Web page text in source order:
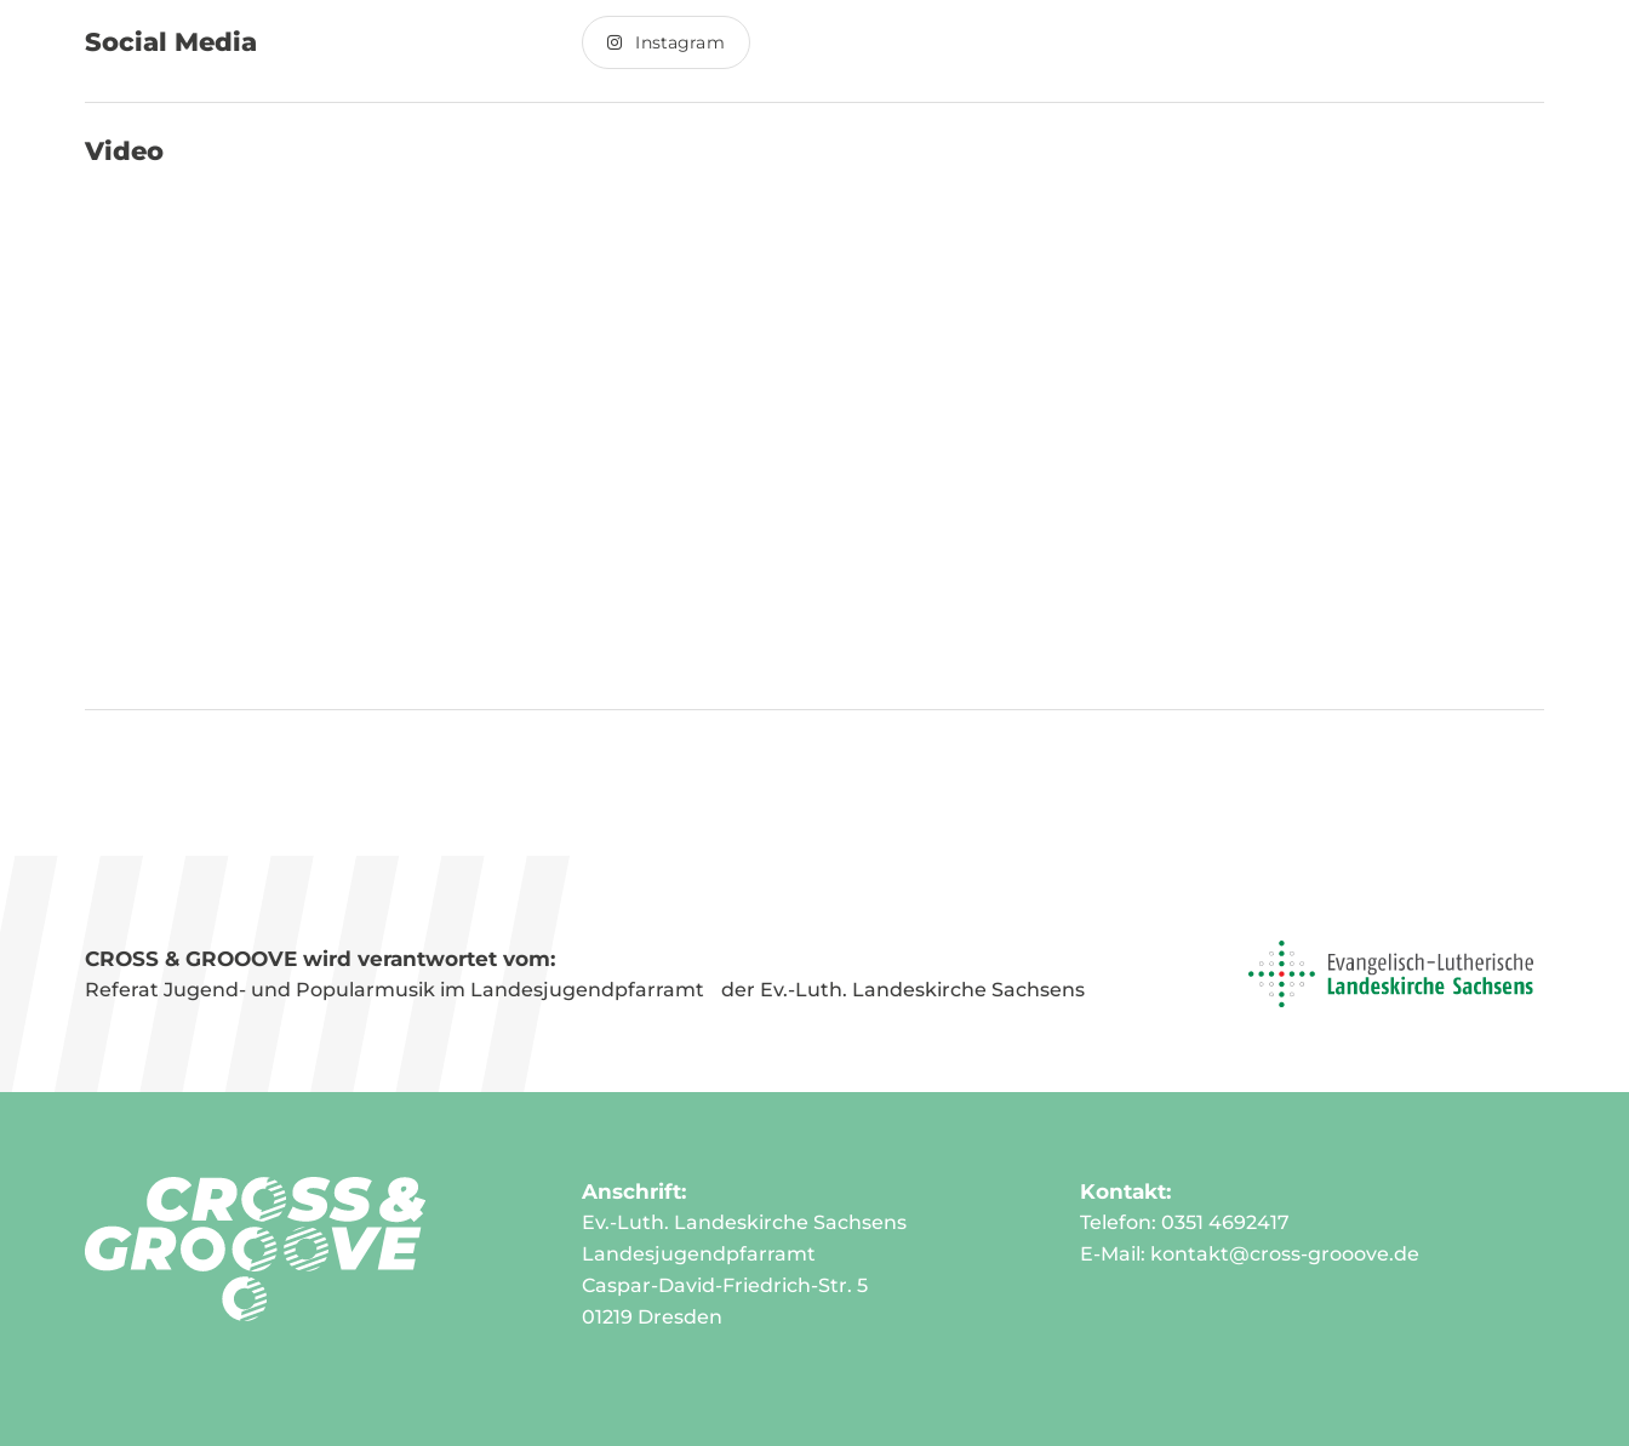
Social Media Instagram
Video
CROSS & GROOOVE wird verantwortet vom:
Referat Jugend- und Popular­musik im Landesjugend­pfarramt der Ev.-Luth. Landeskirche Sachsens
Anschrift:
Ev.-Luth. Landeskirche Sachsens
Landesjugendpfarramt
Caspar-David-Friedrich-Str. 5
01219 Dresden
Kontakt:
Telefon: 0351 4692417
E-Mail: kontakt@cross-grooove.de